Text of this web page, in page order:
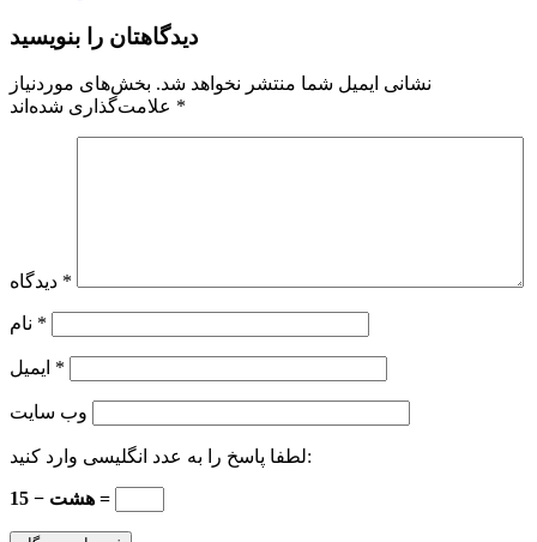
دیدگاهتان را بنویسید
نشانی ایمیل شما منتشر نخواهد شد. بخش‌های موردنیاز
*
*
*
*
وب‌ سایت
لطفا پاسخ را به عدد انگلیسی وارد کنید:
15 − هشت =